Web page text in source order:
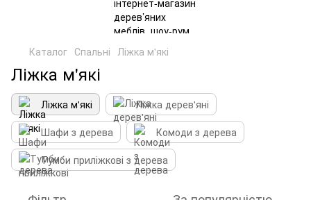
Каталог Спальні Ліжка м'які
Ліжка м'які
Ліжка м'які
Ліжка дерев'яні
Шафи з дерева
Комоди з дерева
Тумби приліжкові з дерева